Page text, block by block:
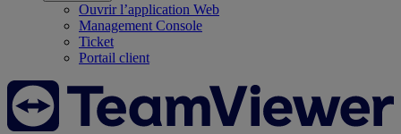
Ouvrir l’application Web
Management Console
Ticket
Portail client